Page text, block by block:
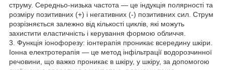
струму. Середньо-низька частота — це індукція полярності та
розміру позитивних (+) і негативних (-) позитивних сил. Струм
розрізняється залежно від кількості циклів, які можуть
захистити еластичність і керування формою обличчя.
3. Функція іонофорезу: іонтерапія проникає всередину шкіри.
Іонна електротерапія — це метод інфільтрації водорозчинної
речовини, що важко проникає в шкіру, у шкіру, за допомогою